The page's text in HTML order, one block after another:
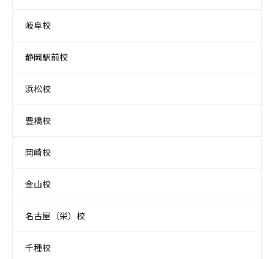
岐阜校
静岡駅前校
浜松校
豊橋校
岡崎校
金山校
名古屋（栄）校
千種校